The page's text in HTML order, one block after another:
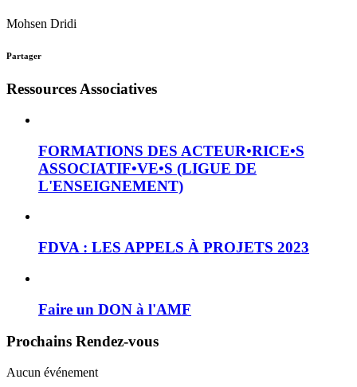
Mohsen Dridi
Partager
Ressources Associatives
FORMATIONS DES ACTEUR•RICE•S
ASSOCIATIF•VE•S (LIGUE DE
L'ENSEIGNEMENT)
FDVA : LES APPELS À PROJETS 2023
Faire un DON à l'AMF
Prochains Rendez-vous
Aucun événement